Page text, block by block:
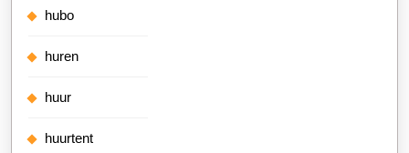
hubo
huren
huur
huurtent